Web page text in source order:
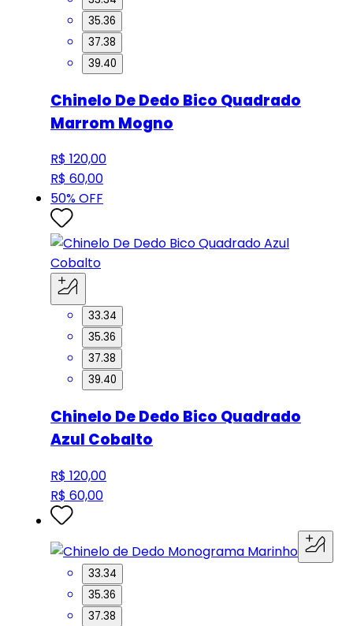
35.36
37.38
39.40
Chinelo De Dedo Bico Quadrado
Marrom Mogno
R$ 120,00
R$ 60,00
50% OFF
33.34
35.36
37.38
39.40
Chinelo De Dedo Bico Quadrado
Azul Cobalto
R$ 120,00
R$ 60,00
33.34
35.36
37.38